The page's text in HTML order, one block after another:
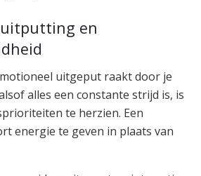
en
uitgeput raakt door je
alles een constante strijd is, is
te herzien. Een
energie te geven in plaats van